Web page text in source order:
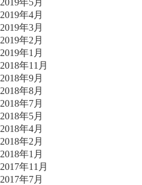
2019年5月
2019年4月
2019年3月
2019年2月
2019年1月
2018年11月
2018年9月
2018年8月
2018年7月
2018年5月
2018年4月
2018年2月
2018年1月
2017年11月
2017年7月